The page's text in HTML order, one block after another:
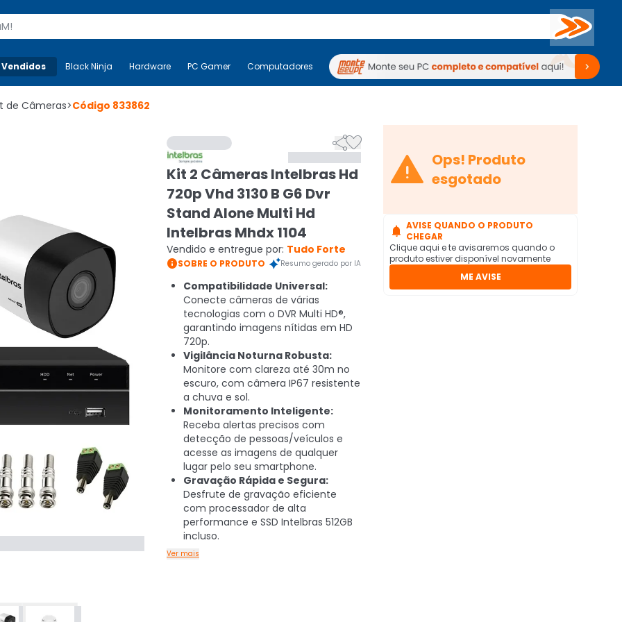
Buscar
Mais-v- Black Ninja Hardware PC Gamer Computadores Periféricos TV Venda no KaBuM!
Black Ninja Hardware PC Gamer Computadores Periféricos TV Venda no KaBuM!
de Câmeras>Código 833862

Kit 2 Câmeras Intelbras Hd
720p Vhd 3130 B G6 Dvr
Stand Alone Multi Hd
Intelbras Mhdx 1104
Vendido e entregue por: Tudo Forte
SOBRE O PRODUTO Resumo gerado por IA
Compatibilidade Universal:
Conecte câmeras de várias
tecnologias com o DVR Multi HD®,
garantindo imagens nítidas em HD
720p.
Vigilância Noturna Robusta:
Monitore com clareza até 30m no
escuro, com câmera IP67 resistente
a chuva e sol.
Monitoramento Inteligente:
Receba alertas precisos com
detecção de pessoas/veículos e
acesse as imagens de qualquer
lugar pelo seu smartphone.
Gravação Rápida e Segura:
Desfrute de gravação eficiente
com processador de alta
performance e SSD Intelbras 512GB
incluso.
Ver mais
 Ops! Produto
esgotado
 AVISE QUANDO O PRODUTO
CHEGAR
Clique aqui e te avisaremos quando o
produto estiver disponível novamente
ME AVISE